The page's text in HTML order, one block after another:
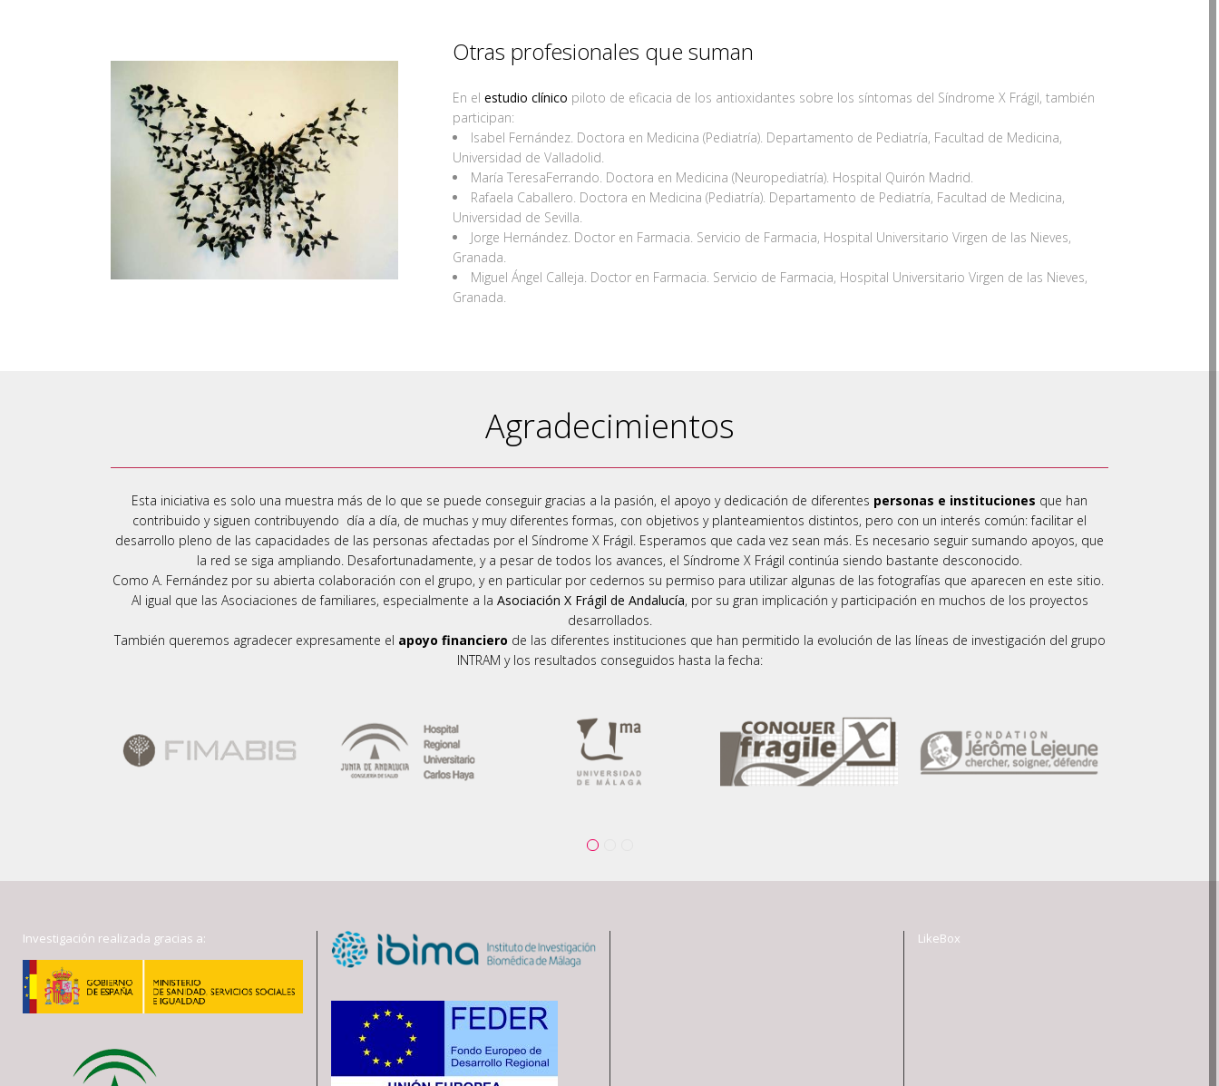
Otras profesionales que suman
En el estudio clínico piloto de eficacia de los antioxidantes sobre los síntomas del Síndrome X Frágil, también
participan:
Isabel Fernández. Doctora en Medicina (Pediatría). Departamento de Pediatría, Facultad de Medicina,
Universidad de Valladolid.
María TeresaFerrando. Doctora en Medicina (Neuropediatría). Hospital Quirón Madrid.
Rafaela Caballero. Doctora en Medicina (Pediatría). Departamento de Pediatría, Facultad de Medicina,
Universidad de Sevilla.
Jorge Hernández. Doctor en Farmacia. Servicio de Farmacia, Hospital Universitario Virgen de las Nieves,
Granada.
Miguel Ángel Calleja. Doctor en Farmacia. Servicio de Farmacia, Hospital Universitario Virgen de las Nieves,
Granada.
Agradecimientos
Esta iniciativa es solo una muestra más de lo que se puede conseguir gracias a la pasión, el apoyo y dedicación de diferentes personas e instituciones que han
contribuido y siguen contribuyendo día a día, de muchas y muy diferentes formas, con objetivos y planteamientos distintos, pero con un interés común: facilitar el
desarrollo pleno de las capacidades de las personas afectadas por el Síndrome X Frágil. Esperamos que cada vez sean más. Es necesario seguir sumando apoyos, que
la red se siga ampliando. Desafortunadamente, y a pesar de todos los avances, el Síndrome X Frágil continúa siendo bastante desconocido.
Como A. Fernández por su abierta colaboración con el grupo, y en particular por cedernos su permiso para utilizar algunas de las fotografías que aparecen en este sitio.
Al igual que las Asociaciones de familiares, especialmente a la Asociación X Frágil de Andalucía, por su gran implicación y participación en muchos de los proyectos
desarrollados.
También queremos agradecer expresamente el apoyo financiero de las diferentes instituciones que han permitido la evolución de las líneas de investigación del grupo
INTRAM y los resultados conseguidos hasta la fecha:
Investigación realizada gracias a: LikeBox